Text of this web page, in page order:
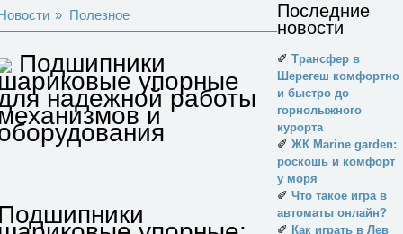
» Полезное
Подшипники
упорные
надежной работы
и
Последние
новости
✐ Трансфер в
Шерегеш комфортно
и быстро до
горнолыжного
курорта
✐ ЖК Marine garden:
роскошь и комфорт
у моря
✐ Что такое игра в
автоматы онлайн?
✐ Как играть в Лев